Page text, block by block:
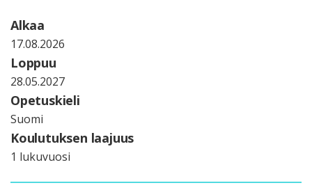
Alkaa
17.08.2026
Loppuu
28.05.2027
Opetuskieli
Suomi
Koulutuksen laajuus
1 lukuvuosi